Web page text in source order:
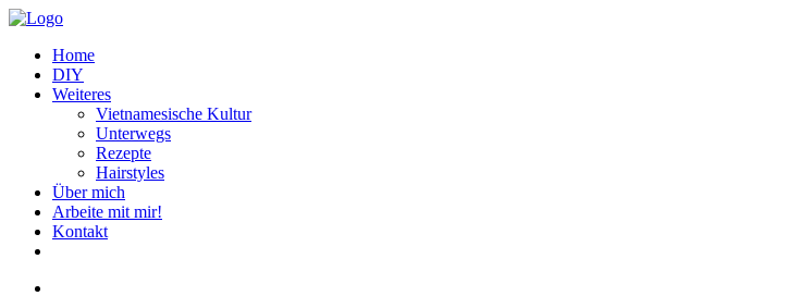
Home
DIY
Weiteres
Vietnamesische Kultur
Unterwegs
Rezepte
Hairstyles
Über mich
Arbeite mit mir!
Kontakt